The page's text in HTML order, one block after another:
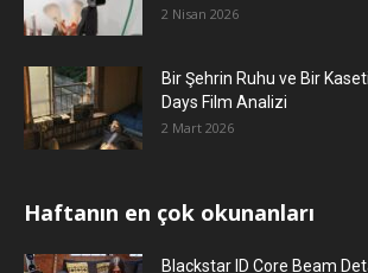
2 Nisan 2026
Bir Şehrin Ruhu ve Bir
Days Film Analizi
2 Mart 2026
Haftanın en çok okunanları
Blackstar ID Core Beam